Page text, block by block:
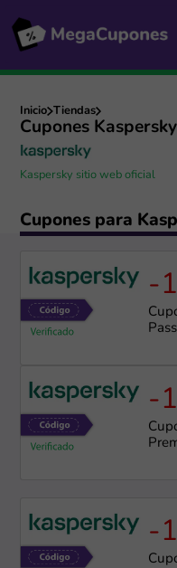
Inicio Tiendas
Cupones Kaspersky
Kaspersky sitio web oficial
Cupones para
-
-
-